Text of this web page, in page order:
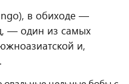
в обиходе —
— один из самых
и,